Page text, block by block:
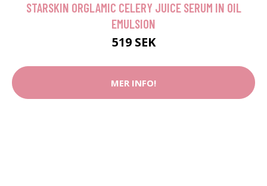
STARSKIN ORGLAMIC CELERY JUICE SERUM IN OIL
EMULSION
519 SEK
MER INFO!